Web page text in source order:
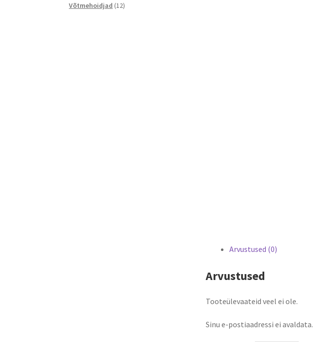
Arvustused (0)
Arvustused
Tooteülevaateid veel ei ole.
Sinu e-postiaadressi ei avaldata.
toode
Võtmehoidjad 1212